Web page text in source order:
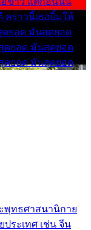
คราวนี้เธอยิ้มให้
ดยอด มันสุดยอด
ดยอด มันสุดยอด
ดยอด มันสุดยอด
พุทธศาสนานิกาย
ระเทศ เช่น จีน